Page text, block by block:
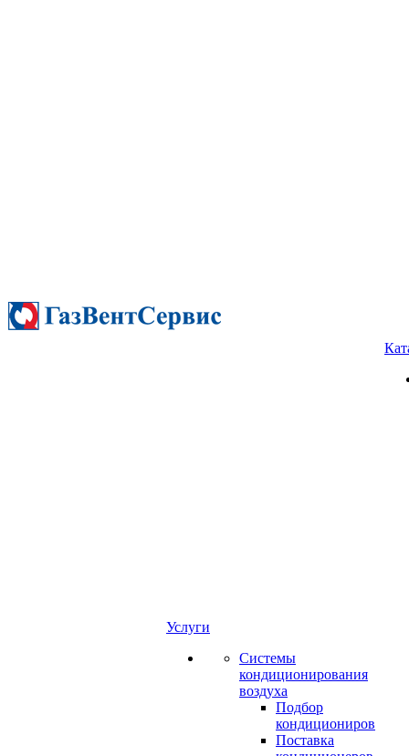
Услуги
Системы
кондиционирования
воздуха
Подбор
кондициониров
Поставка